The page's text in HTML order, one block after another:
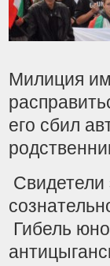
Милиция
его сбил
Гибель